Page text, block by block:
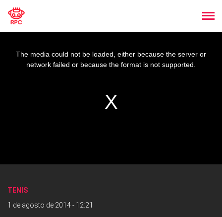
The media could not be loaded, either because the server or
network failed or because the format is not supported.
TENIS
1 de agosto de 2014 - 12:21